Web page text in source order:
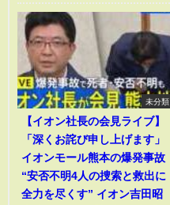
未分類
【イオン社長の会見ライブ】
「深くお詫び申し上げます」
イオンモール熊本の爆発事故
“安否不明4人の捜索と救出に
全力を尽くす” イオン吉田昭